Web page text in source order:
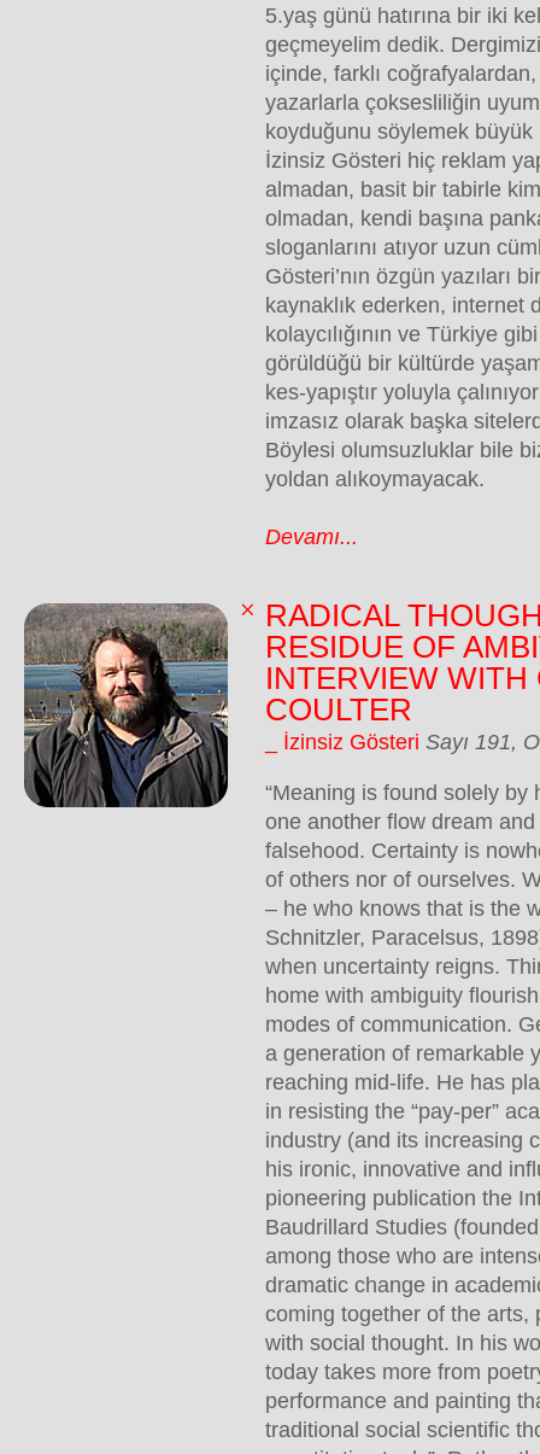
5.yaş günü hatırına bir iki
geçmeyelim dedik.
içinde, farklı
yazarlarla çoksesliliğin
koyduğunu söylemek
İzinsiz Gösteri hiç reklam
almadan, basit bir tabirle
olmadan, kendi başına
sloganlarını atıyor uzun
Gösteri’nın özgün yazıları
kaynaklık ederken, internet
kolaycılığının ve Türkiye
görüldüğü bir kültürde
kes-yapıştır yoluyla
imzasız olarak başka
Böylesi olumsuzluklar bile
yoldan alıkoymayacak.
Devamı...
RADICAL
RESIDUE OF
INTERVIEW WITH
COULTER
_ İzinsiz Gösteri Sayı 191,
“Meaning is found solely by
one another flow dream
falsehood. Certainty is
of others nor of ourselves.
– he who knows that is the
Schnitzler, Paracelsus,
when uncertainty reigns.
home with ambiguity
modes of communication.
a generation of remarkable
reaching mid-life. He has
in resisting the “pay-per”
industry (and its increasing
his ironic, innovative and
pioneering publication the
Baudrillard Studies
among those who are
dramatic change in
coming together of the arts,
with social thought. In his
today takes more from
performance and painting
traditional social scientific